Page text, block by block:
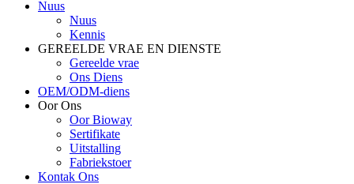
Nuus
Nuus
Kennis
GEREELDE VRAE EN DIENSTE
Gereelde vrae
Ons Diens
OEM/ODM-diens
Oor Ons
Oor Bioway
Sertifikate
Uitstalling
Fabriekstoer
Kontak Ons